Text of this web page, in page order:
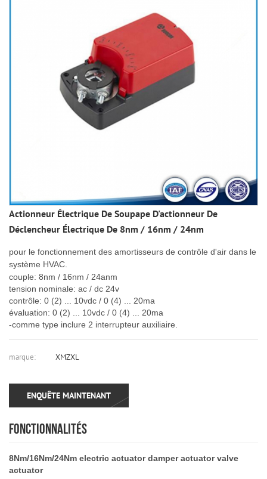
Actionneur Électrique De Soupape D'actionneur De
Déclencheur Électrique De 8nm / 16nm / 24nm
pour le fonctionnement des amortisseurs de contrôle d'air dans le
système HVAC.
couple: 8nm / 16nm / 24anm
tension nominale: ac / dc 24v
contrôle: 0 (2) ... 10vdc / 0 (4) ... 20ma
évaluation: 0 (2) ... 10vdc / 0 (4) ... 20ma
-comme type inclure 2 interrupteur auxiliaire.
marque: XMZXL
ENQUÊTE MAINTENANT
FONCTIONNALITÉS
8Nm/16Nm/24Nm electric actuator damper actuator valve
actuator